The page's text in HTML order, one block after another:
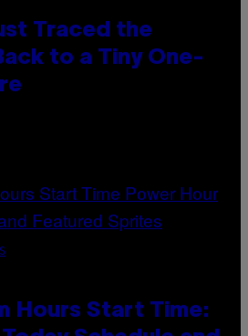
Traced the
to a Tiny One-
Hours Start Time: